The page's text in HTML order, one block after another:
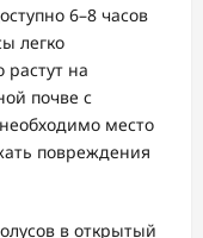
6–8 часов
легко
растут на
почве с
место
повреждения